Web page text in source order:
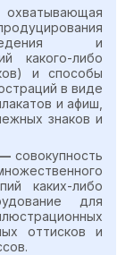
и
какого-либо
и способы
в виде
и афиш,
знаков и
совокупность
каких-либо
для
оттисков и